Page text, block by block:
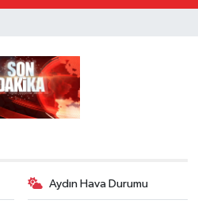
Aydın Hava Durumu